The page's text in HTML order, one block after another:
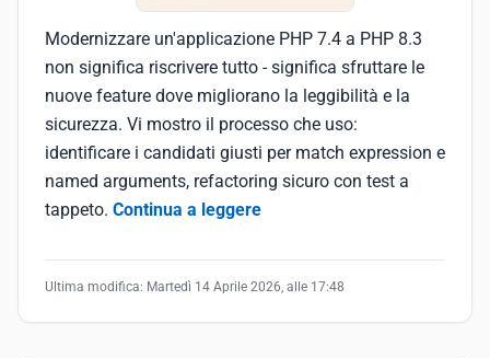
Modernizzare un'applicazione PHP 7.4 a PHP 8.3
non significa riscrivere tutto - significa sfruttare le
nuove feature dove migliorano la leggibilità e la
sicurezza. Vi mostro il processo che uso:
identificare i candidati giusti per match expression e
named arguments, refactoring sicuro con test a
tappeto. Continua a leggere
Ultima modifica: Martedì 14 Aprile 2026, alle 17:48